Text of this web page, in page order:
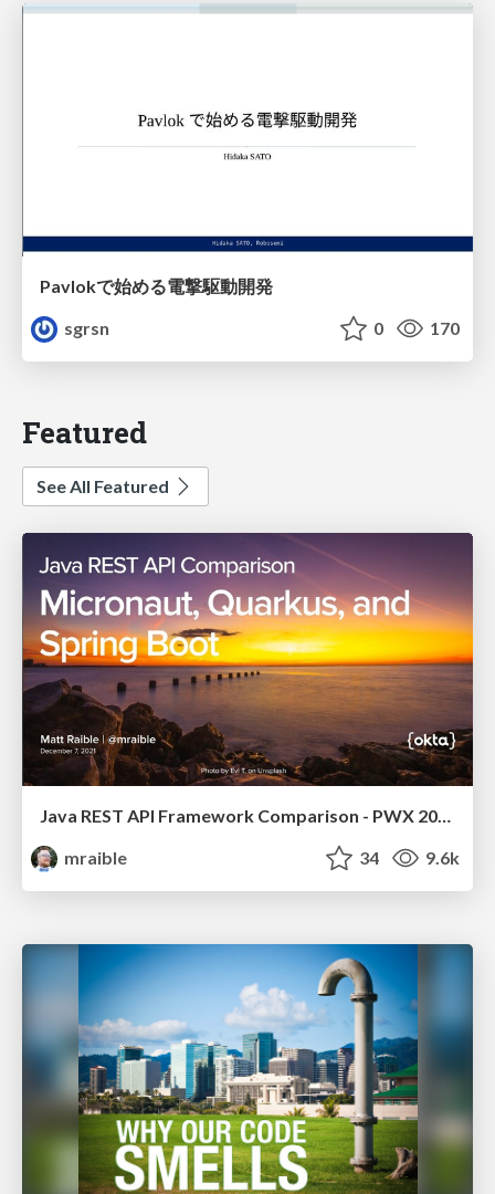
Pavlokで始める電撃駆動開発
sgrsn
0 170
Featured
See All Featured
Java REST API Framework Comparison - PWX 2021
mraible
34 9.6k